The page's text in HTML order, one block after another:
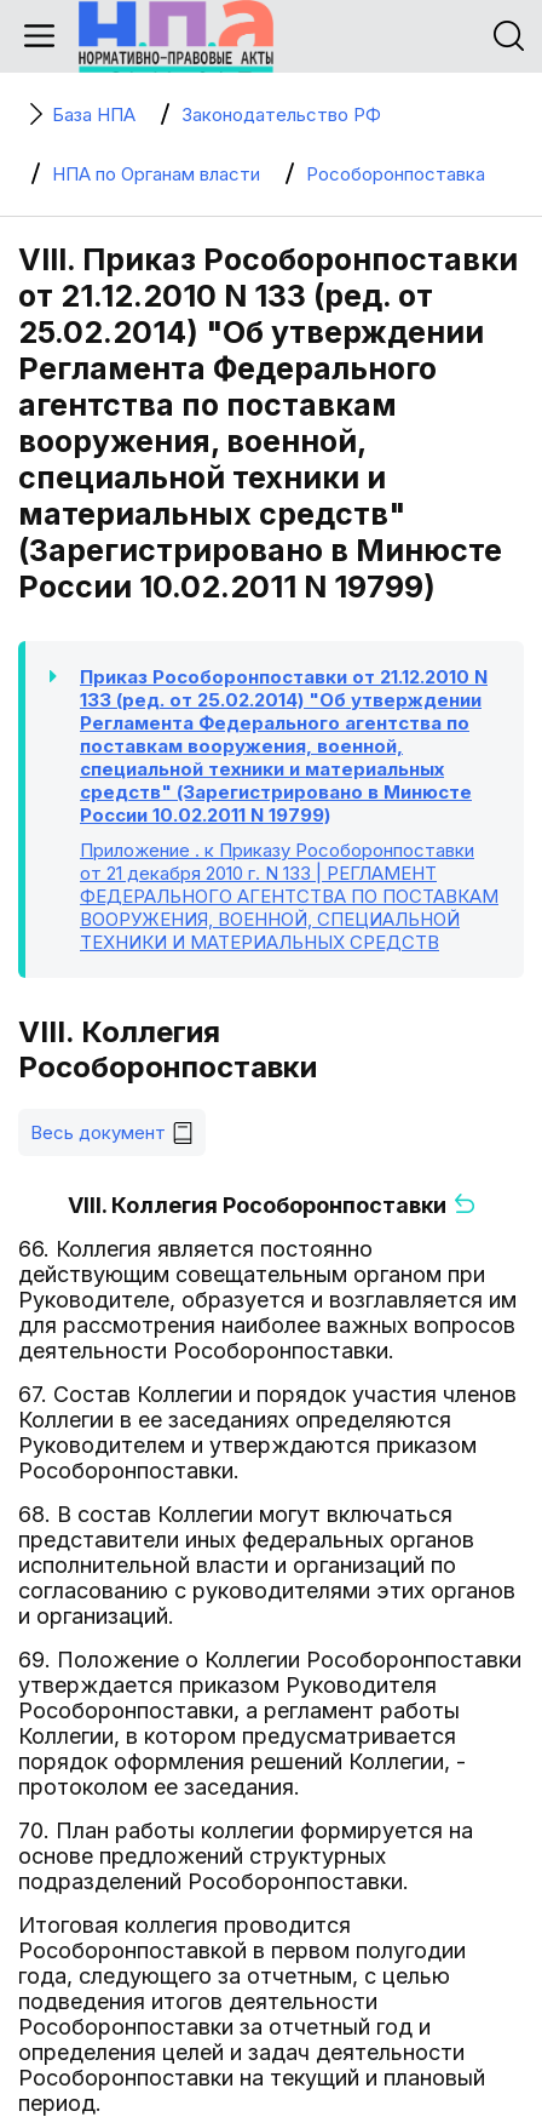
База НПА Законодательство РФ
НПА по Органам власти Рособоронпоставка
VIII. Приказ Рособоронпоставки
от 21.12.2010 N 133 (ред. от
25.02.2014) "Об утверждении
Регламента Федерального
агентства по поставкам
вооружения, военной,
специальной техники и
материальных средств"
(Зарегистрировано в Минюсте
России 10.02.2011 N 19799)
Приказ Рособоронпоставки от 21.12.2010 N
133 (ред. от 25.02.2014) "Об утверждении
Регламента Федерального агентства по
поставкам вооружения, военной,
специальной техники и материальных
средств" (Зарегистрировано в Минюсте
России 10.02.2011 N 19799)
Приложение . к Приказу Рособоронпоставки
от 21 декабря 2010 г. N 133 | РЕГЛАМЕНТ
ФЕДЕРАЛЬНОГО АГЕНТСТВА ПО ПОСТАВКАМ
ВООРУЖЕНИЯ, ВОЕННОЙ, СПЕЦИАЛЬНОЙ
ТЕХНИКИ И МАТЕРИАЛЬНЫХ СРЕДСТВ
VIII. Коллегия
Рособоронпоставки
Весь документ
VIII. Коллегия Рособоронпоставки
66. Коллегия является постоянно
действующим совещательным органом при
Руководителе, образуется и возглавляется им
для рассмотрения наиболее важных вопросов
деятельности Рособоронпоставки.
67. Состав Коллегии и порядок участия членов
Коллегии в ее заседаниях определяются
Руководителем и утверждаются приказом
Рособоронпоставки.
68. В состав Коллегии могут включаться
представители иных федеральных органов
исполнительной власти и организаций по
согласованию с руководителями этих органов
и организаций.
69. Положение о Коллегии Рособоронпоставки
утверждается приказом Руководителя
Рособоронпоставки, а регламент работы
Коллегии, в котором предусматривается
порядок оформления решений Коллегии, -
протоколом ее заседания.
70. План работы коллегии формируется на
основе предложений структурных
подразделений Рособоронпоставки.
Итоговая коллегия проводится
Рособоронпоставкой в первом полугодии
года, следующего за отчетным, с целью
подведения итогов деятельности
Рособоронпоставки за отчетный год и
определения целей и задач деятельности
Рособоронпоставки на текущий и плановый
период.